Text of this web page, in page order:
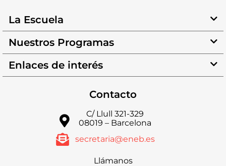
La Escuela
Nuestros Programas
Enlaces de interés
Contacto
C/ Llull 321-329
08019 – Barcelona
secretaria@eneb.es
Llámanos